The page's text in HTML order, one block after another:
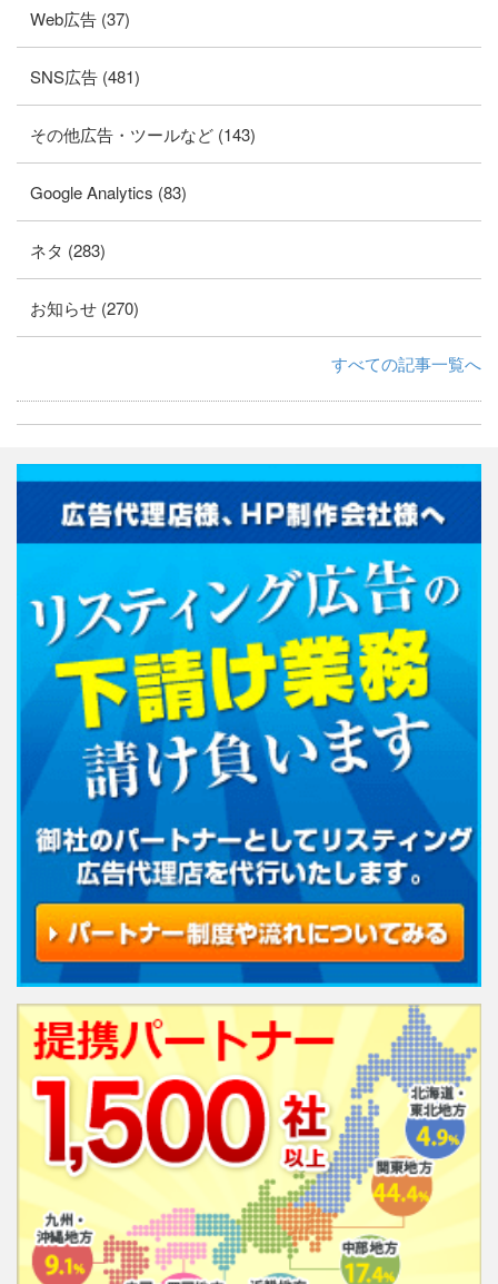
Web広告 (37)
SNS広告 (481)
その他広告・ツールなど (143)
Google Analytics (83)
ネタ (283)
お知らせ (270)
すべての記事一覧へ